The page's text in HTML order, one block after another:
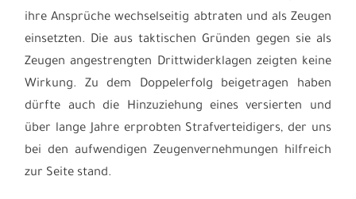
ihre Ansprüche wechselseitig abtraten und als Zeugen
einsetzten. Die aus taktischen Gründen gegen sie als
Zeugen angestrengten Drittwiderklagen zeigten keine
Wirkung. Zu dem Doppelerfolg beigetragen haben
dürfte auch die Hinzuziehung eines versierten und
über lange Jahre erprobten Strafverteidigers, der uns
bei den aufwendigen Zeugenvernehmungen hilfreich
zur Seite stand.